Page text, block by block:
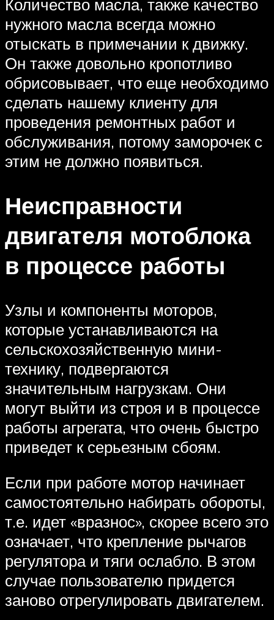
Количество масла, также качество
нужного масла всегда можно
отыскать в примечании к движку.
Он также довольно кропотливо
обрисовывает, что еще необходимо
сделать нашему клиенту для
проведения ремонтных работ и
обслуживания, потому заморочек с
этим не должно появиться.
Неисправности
двигателя мотоблока
в процессе работы
Узлы и компоненты моторов,
которые устанавливаются на
сельскохозяйственную мини-
технику, подвергаются
значительным нагрузкам. Они
могут выйти из строя и в процессе
работы агрегата, что очень быстро
приведет к серьезным сбоям.
Если при работе мотор начинает
самостоятельно набирать обороты,
т.е. идет «вразнос», скорее всего это
означает, что крепление рычагов
регулятора и тяги ослабло. В этом
случае пользователю придется
заново отрегулировать двигателем.